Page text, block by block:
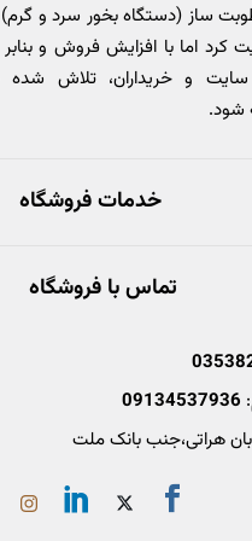
ساز (دستگاه بخور سرد و
کرد اما با افزایش فروش و
سایت و خریداران، تلاش
شود.
خدمات فروشگاه
تماس با فروشگاه
09134537936
هراتی،جنب بانک ملت